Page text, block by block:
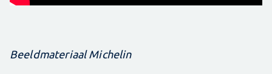
Beeldmateriaal Michelin